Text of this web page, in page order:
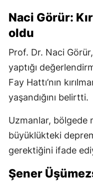
Naci Görür:
oldu
Prof. Dr. Naci
yaptığı
Fay Hattı’nın
yaşandığını belirtti.
Uzmanlar, bölgede
büyüklükteki
gerektiğini ifade
Şener